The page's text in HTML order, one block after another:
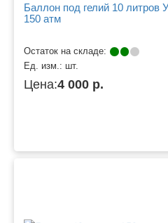
Баллон под гелий 10 литров
150 атм
Остаток на складе:
Ед. изм.: шт.
Цена:4 000 р.